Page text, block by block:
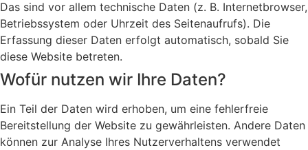
Das sind vor allem technische Daten (z. B. Internetbrowser,
Betriebssystem oder Uhrzeit des Seitenaufrufs). Die
Erfassung dieser Daten erfolgt automatisch, sobald Sie
diese Website betreten.
Wofür nutzen wir Ihre Daten?
Ein Teil der Daten wird erhoben, um eine fehlerfreie
Bereitstellung der Website zu gewährleisten. Andere Daten
können zur Analyse Ihres Nutzerverhaltens verwendet